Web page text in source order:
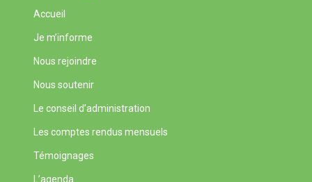
Accueil
Je m’informe
Nous rejoindre
Nous soutenir
Le conseil d’administration
Les comptes rendus mensuels
Témoignages
L’agenda